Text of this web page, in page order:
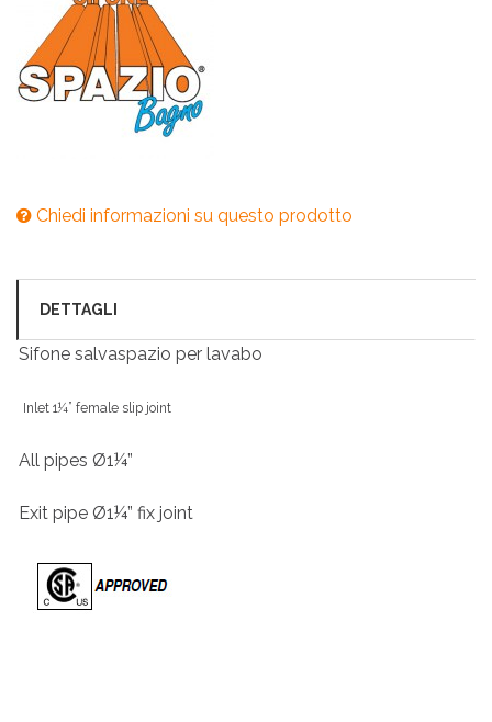
Chiedi informazioni su questo prodotto
DETTAGLI
Sifone salvaspazio per lavabo
Inlet 1¼” female slip joint
All pipes Ø1¼”
Exit pipe Ø1¼” fix joint